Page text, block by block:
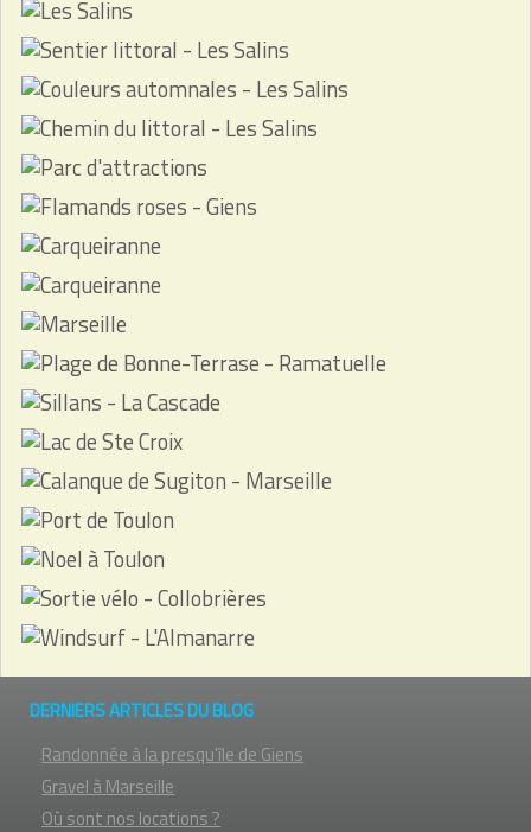
DERNIERS ARTICLES DU BLOG
Randonnée à la presqu'île de Giens
Gravel à Marseille
Où sont nos locations ?